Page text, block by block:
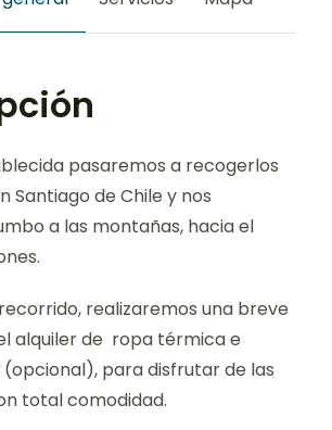
pasaremos a recogerlos
Santiago de Chile y nos
a las montañas, hacia el
realizaremos una breve
alquiler de ropa térmica e
para disfrutar de las
total comodidad.